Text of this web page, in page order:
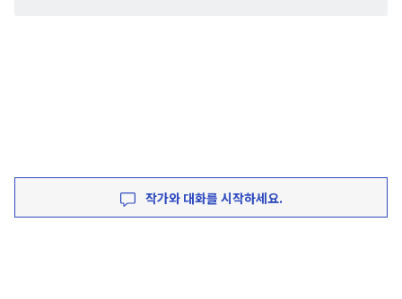
작가와 대화를 시작하세요.